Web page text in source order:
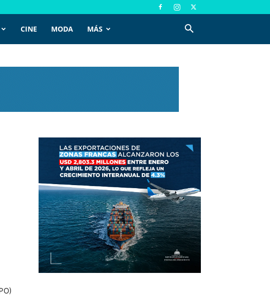
CINE MODA MÁS